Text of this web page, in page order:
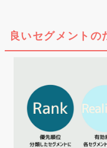
良いセグメントの